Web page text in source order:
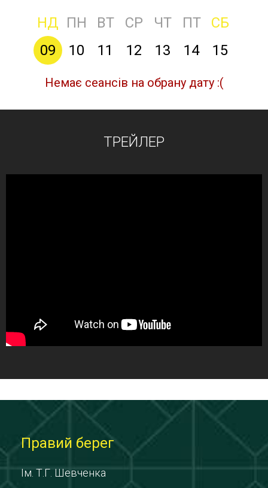
НД ПН ВТ СР ЧТ ПТ
СБ
09
10 11 12 13 14 15
Немає сеансів на обрану дату :(
ТРЕЙЛЕР
Правий берег
Ім. Т.Г. Шевченка